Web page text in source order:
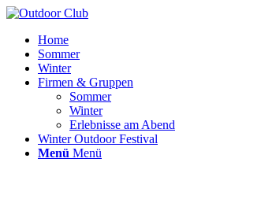
Home
Sommer
Winter
Firmen & Gruppen
Sommer
Winter
Erlebnisse am Abend
Winter Outdoor Festival
Menü Menü